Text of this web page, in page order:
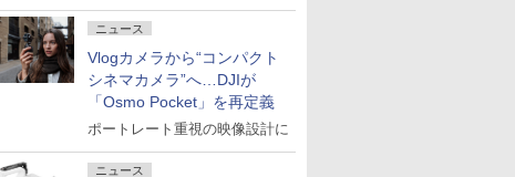
ォーマンスを繰り広げる
ニュース
Vlogカメラから“コンパクト
シネマカメラ”へ…DJIが
「Osmo Pocket」を再定義
ポートレート重視の映像設計に
ニュース